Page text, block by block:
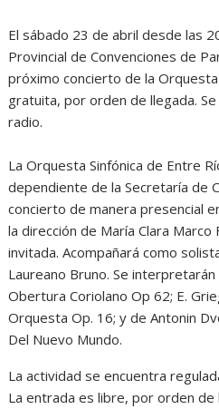
El sábado 23 de abril desde las
Provincial de Convenciones de
próximo concierto de la
gratuita, por orden de llegada.
radio.
La Orquesta Sinfónica de Entre
dependiente de la Secretaría de
concierto de manera presencial
la dirección de María Clara
invitada. Acompañará como
Laureano Bruno. Se
Obertura Coriolano Op 62; E.
Orquesta Op. 16; y de Antonin
Del Nuevo Mundo.
La actividad se encuentra
La entrada es libre, por orden de